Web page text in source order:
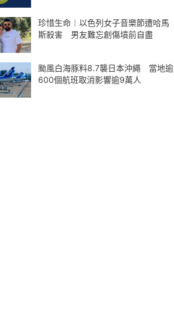
珍惜生命︱以色列女子音樂節遭哈馬
斯殺害 男友難忘創傷墳前自盡
颱風白海豚料8.7襲日本沖繩 當地逾
600個航班取消影響逾9萬人